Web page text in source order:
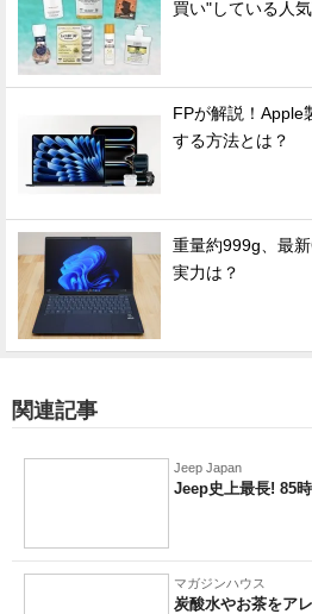
買い"している人
FPが解説！Apple
する方法とは？
重量約999g、最
実力は？
関連記事
Jeep Japan
Jeep史上最長! 85
マガジンハウス
炭酸水やお茶をア